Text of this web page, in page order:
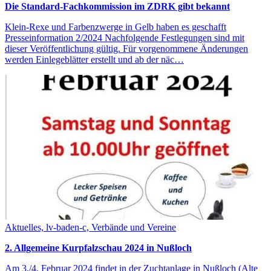
Die Standard-Fachkommission im ZDRK gibt bekannt
Klein-Rexe und Farbenzwerge in Gelb haben es geschafft
Presseinformation 2/2024 Nachfolgende Festlegungen sind mit
dieser Veröffentlichung gültig. Für vorgenommene Änderungen
werden Einlegeblätter erstellt und ab der näc…
Aktuelles, lv-baden-c, Verbände und Vereine
2. Allgemeine Kurpfalzschau 2024 in Nußloch
Am 3./4. Februar 2024 findet in der Zuchtanlage in Nußloch (Alte